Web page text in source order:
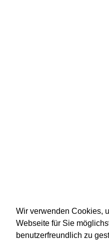
Wir verwenden Cookies,
Webseite für Sie
benutzerfreundlich zu